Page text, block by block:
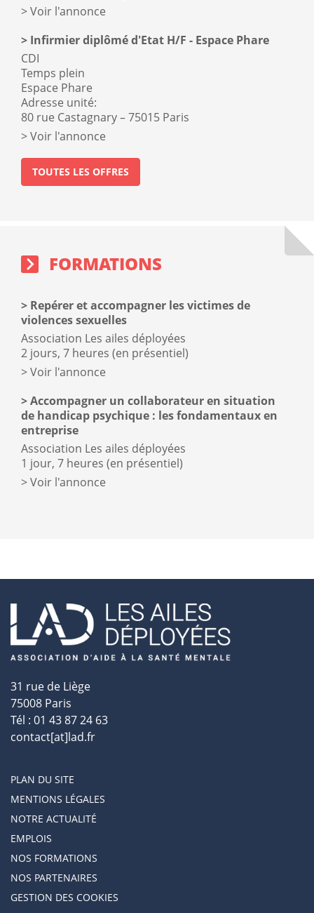
Voir l'annonce
Infirmier diplômé d'Etat H/F - Espace Phare
CDI
Temps plein
Espace Phare
Adresse unité:
80 rue Castagnary – 75015 Paris
Voir l'annonce
TOUTES LES OFFRES
block
FORMATIONS
Repérer et accompagner les victimes de
violences sexuelles
Association Les ailes déployées
2 jours, 7 heures (en présentiel)
Voir l'annonce
Accompagner un collaborateur en situation
de handicap psychique : les fondamentaux en
entreprise
Association Les ailes déployées
1 jour, 7 heures (en présentiel)
Voir l'annonce
31 rue de Liège
75008 Paris
Tél : 01 43 87 24 63
contact[at]lad.fr
PLAN DU SITE
MENTIONS LÉGALES
NOTRE ACTUALITÉ
EMPLOIS
NOS FORMATIONS
NOS PARTENAIRES
GESTION DES COOKIES